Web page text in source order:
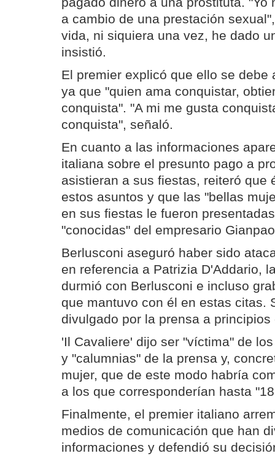
a cambio de una prestación
vida, ni siquiera una vez, he dado
insistió.
El premier explicó que ello se debe
ya que "quien ama conquistar,
conquista". "A mi me gusta
conquista", señaló.
En cuanto a las informaciones
italiana sobre el presunto pago a
asistieran a sus fiestas, reiteró que
estos asuntos y que las "bellas
en sus fiestas le fueron
"conocidas" del empresario
Berlusconi aseguró haber sido
en referencia a Patrizia D'Addario,
durmió con Berlusconi e incluso
que mantuvo con él en estas citas.
divulgado por la prensa a
'Il Cavaliere' dijo ser "víctima" de
y "calumnias" de la prensa y,
mujer, que de este modo habría
a los que corresponderían hasta
Finalmente, el premier italiano
medios de comunicación que han
informaciones y defendió su